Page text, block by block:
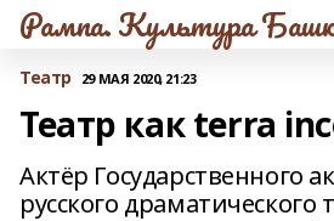
Рампа. Культура
Театр 29 МАЯ 2020, 21:23
Театр как terra
Актёр Государственного
русского драматического